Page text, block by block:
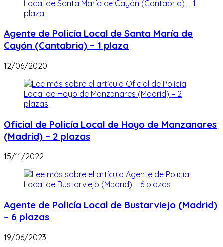
Agente de Policía Local de Santa María de
Cayón (Cantabria) – 1 plaza
12/06/2020
Oficial de Policía Local de Hoyo de Manzanares
(Madrid) – 2 plazas
15/11/2022
Agente de Policía Local de Bustarviejo (Madrid)
– 6 plazas
19/06/2023